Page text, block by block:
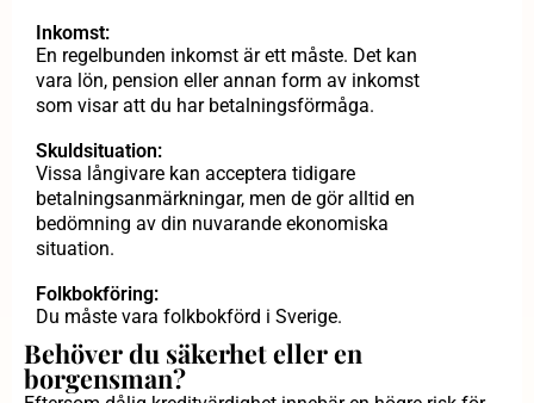
Inkomst:
En regelbunden inkomst är ett måste. Det kan
vara lön, pension eller annan form av inkomst
som visar att du har betalningsförmåga.
Skuldsituation:
Vissa långivare kan acceptera tidigare
betalningsanmärkningar, men de gör alltid en
bedömning av din nuvarande ekonomiska
situation.
Folkbokföring:
Du måste vara folkbokförd i Sverige.
Behöver du säkerhet eller en
borgensman?